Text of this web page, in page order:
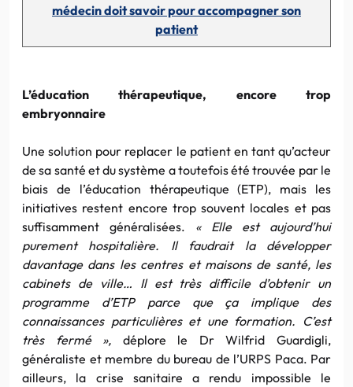
médecin doit savoir pour accompagner son
patient
L’éducation thérapeutique, encore trop
embryonnaire
Une solution pour replacer le patient en tant qu’acteur
de sa santé et du système a toutefois été trouvée par le
biais de l’éducation thérapeutique (ETP), mais les
initiatives restent encore trop souvent locales et pas
suffisamment généralisées. « Elle est aujourd’hui
purement hospitalière. Il faudrait la développer
davantage dans les centres et maisons de santé, les
cabinets de ville… Il est très difficile d’obtenir un
programme d’ETP parce que ça implique des
connaissances particulières et une formation. C’est
très fermé », déplore le Dr Wilfrid Guardigli,
généraliste et membre du bureau de l’URPS Paca. Par
ailleurs, la crise sanitaire a rendu impossible le